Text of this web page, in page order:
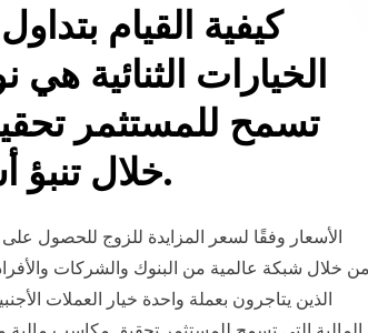
كيفية القيام
الخيارات الثنائية
تسمح للمستثمر
خلال تنبؤ أسعار الأصول داخل السوق.
الأسعار وفقًا لسعر المزايدة للزوج للحصول على
الذين يتاجرون بعملة واحدة خيار العملات